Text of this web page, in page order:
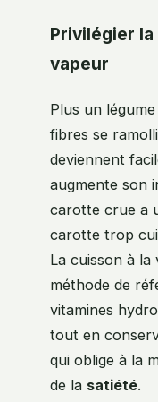
Privilégier
vapeur
Plus un
fibres se
deviennent
augmente son
carotte crue a
carotte trop
La cuisson à
méthode de
vitamines
tout en
qui oblige à la
de la satiété.